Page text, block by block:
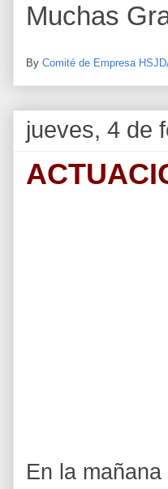
Muchas
By Comité de Empresa
jueves, 4 de
En la